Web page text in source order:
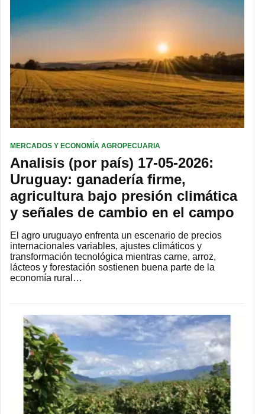
MERCADOS Y ECONOMÍA AGROPECUARIA
Analisis (por país) 17-05-2026:
Uruguay: ganadería firme,
agricultura bajo presión climática
y señales de cambio en el campo
El agro uruguayo enfrenta un escenario de precios
internacionales variables, ajustes climáticos y
transformación tecnológica mientras carne, arroz,
lácteos y forestación sostienen buena parte de la
economía rural…